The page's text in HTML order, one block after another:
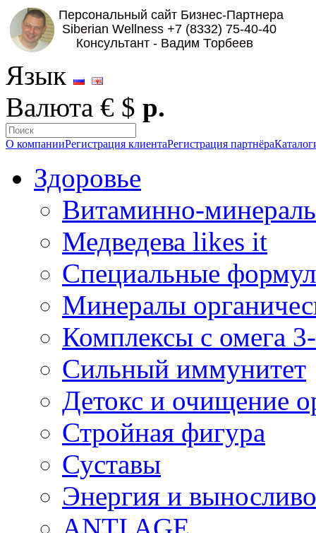
Язык
Валюта € $ р.
О компанииРегистрация клиентаРегистрация партнёра
Здоровье
Витаминно-
Медведева likes it
Специальные
Минералы
Комплексы с омега
Сильный иммунитет
Детокс и очищение
Стройная фигура
Суставы
Энергия и